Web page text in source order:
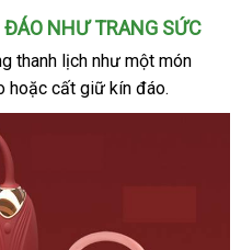
ĐÁO NHƯ TRANG SỨC
thanh lịch như một món
siêu
thị
hoặc cất giữ kín đáo.